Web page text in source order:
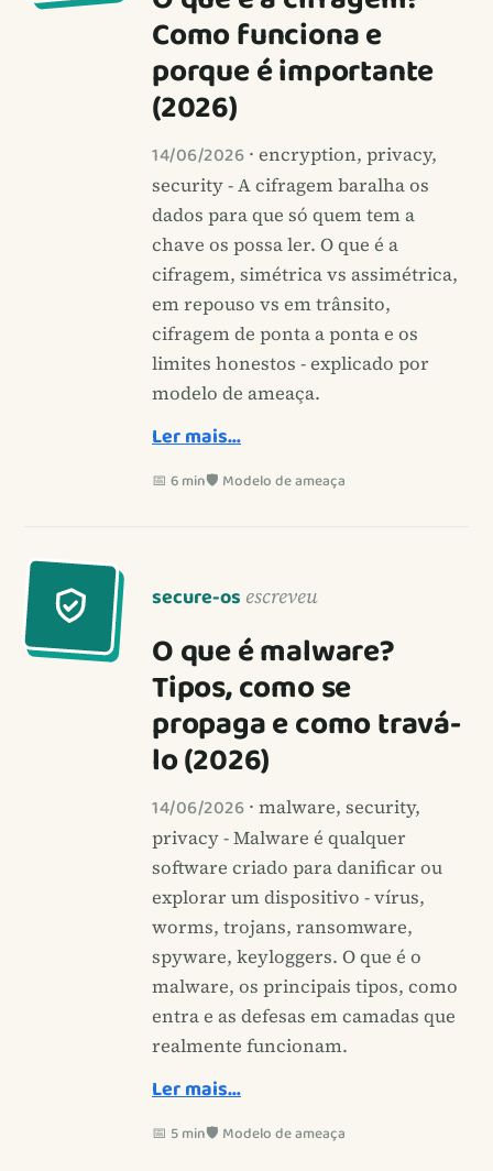
Como funciona e
porque é importante
(2026)
14/06/2026 · encryption, privacy,
security - A cifragem baralha os
dados para que só quem tem a
chave os possa ler. O que é a
cifragem, simétrica vs assimétrica,
em repouso vs em trânsito,
cifragem de ponta a ponta e os
limites honestos - explicado por
modelo de ameaça.
Ler mais…
📅 6 min🛡️ Modelo de ameaça
secure-os escreveu
O que é malware?
Tipos, como se
propaga e como travá-
lo (2026)
14/06/2026 · malware, security,
privacy - Malware é qualquer
software criado para danificar ou
explorar um dispositivo - vírus,
worms, trojans, ransomware,
spyware, keyloggers. O que é o
malware, os principais tipos, como
entra e as defesas em camadas que
realmente funcionam.
Ler mais…
📅 5 min🛡️ Modelo de ameaça